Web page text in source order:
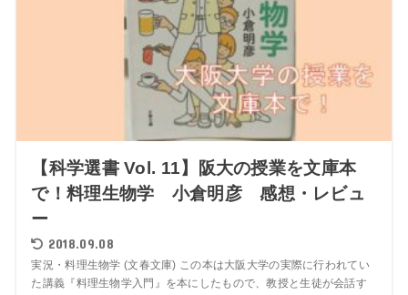
【科学選書 Vol. 11】阪大の授業を文庫本
で！料理生物学 小倉明彦 感想・レビュ
ー
2018.09.08
実況・料理生物学 (文春文庫) この本は大阪大学の実際に行われてい
た講義『料理生物学入門』を本にしたもので、教授と生徒が会話す